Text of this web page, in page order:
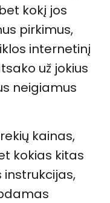
kokį jos
pirkimus,
internetinį
už jokius
neigiamus
kainas,
kokias kitas
instrukcijas,